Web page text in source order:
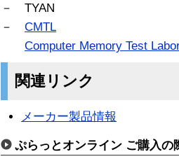
－ TYAN
－ CMTL
Computer Memory Test
関連リンク
メーカー製品情報
ぷらっとオンライン ご購入の